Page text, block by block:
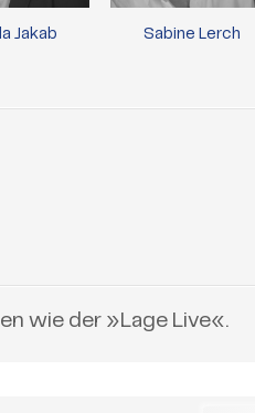
Jakab Sabine Lerch
wie der »Lage Live«.